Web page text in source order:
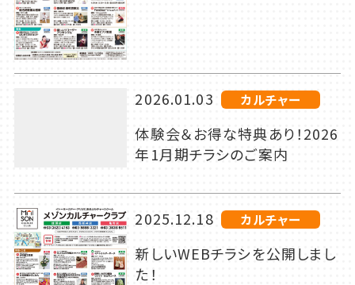
2026.01.03 カルチャー
体験会＆お得な特典あり！2026
年1月期チラシのご案内
2025.12.18 カルチャー
新しいWEBチラシを公開しまし
た！